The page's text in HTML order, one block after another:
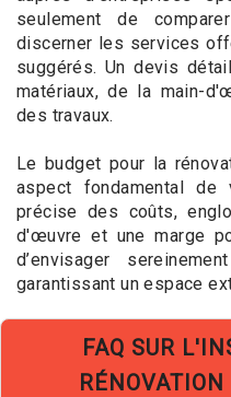
seulement de
discerner les services
suggérés. Un devis
matériaux, de la main-
des travaux.
Le budget pour la
aspect fondamental de
précise des coûts,
d'œuvre et une marge
d’envisager
garantissant un espace
FAQ SUR